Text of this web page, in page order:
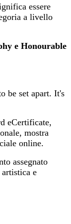
essere
a livello
e Honourable
be set apart. It's
eCertificate,
mostra
online.
assegnato
e